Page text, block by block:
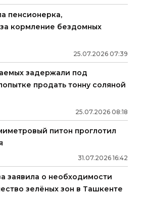
пенсионерка,
кормление бездомных
25.07.2026 07:39
задержали под
продать тонну соляной
25.07.2026 08:18
питон проглотил
31.07.2026 16:42
заявила о необходимости
зелёных зон в Ташкенте